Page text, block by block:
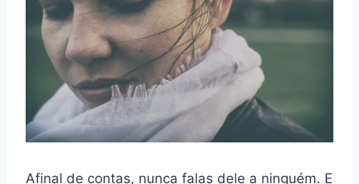
Afinal de contas, nunca falas dele a ninguém. E